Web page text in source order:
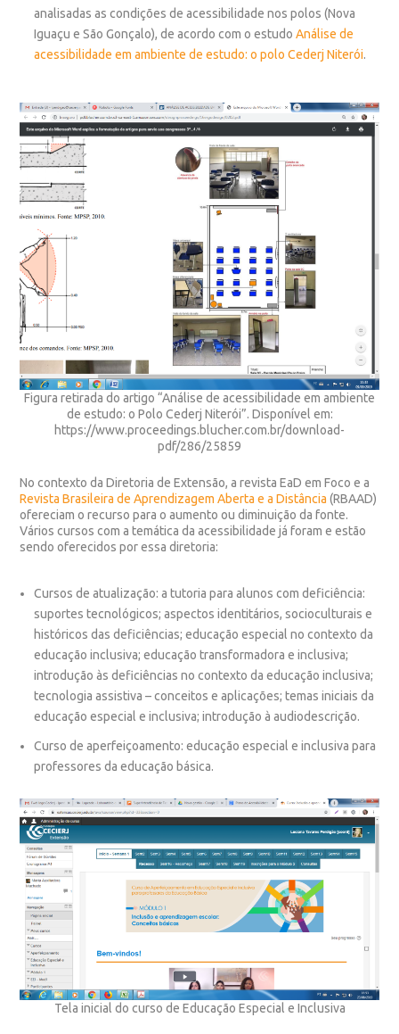
analisadas as condições de acessibilidade nos polos (Nova
Iguaçu e São Gonçalo), de acordo com o estudoAnálise de
acessibilidade em ambiente de estudo: o polo Cederj Niterói.
Figura retirada do artigo “Análise de acessibilidade em ambiente
de estudo: o Polo Cederj Niterói”. Disponível em:
https://www.proceedings.blucher.com.br/download-
pdf/286/25859
No contexto daDiretoria de Extensão, a revistaEaD em Foco e a
Revista Brasileira de Aprendizagem Aberta e a Distância (RBAAD)
ofereciam o recurso para o aumento ou diminuição da fonte.
Vários cursos com a temática da acessibilidade já foram e estão
sendo oferecidos por essa diretoria:
Cursos de atualização: a tutoria para alunos com deficiência:
suportes tecnológicos; aspectos identitários, socioculturais e
históricos das deficiências; educação especial no contexto da
educação inclusiva; educação transformadora e inclusiva;
introdução às deficiências no contexto da educação inclusiva;
tecnologia assistiva – conceitos e aplicações; temas iniciais da
educação especial e inclusiva; introdução à audiodescrição.
Curso de aperfeiçoamento: educação especial e inclusiva para
professores da educação básica.
Tela inicial do curso de Educação Especial e Inclusiva